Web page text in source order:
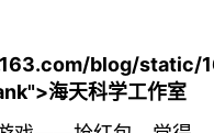
blog/static/
海天科学工作室